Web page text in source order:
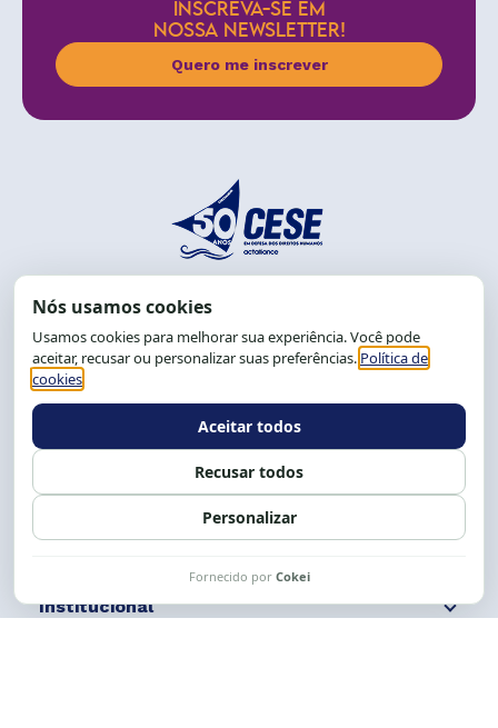
INSCREVA-SE EM
NOSSA NEWSLETTER!
Quero me inscrever
End.: R. da Graça, 150. Graça
CEP: 40.150-055
Salvador-BA, Brasil.
Tel.: (71) 2104-5457, Cel.: (71) 9 9239-2104 ou 2105
Expediente: 8h às 12h e 13 às 17h.
Siga nossas redes Fale conosco
Institucional